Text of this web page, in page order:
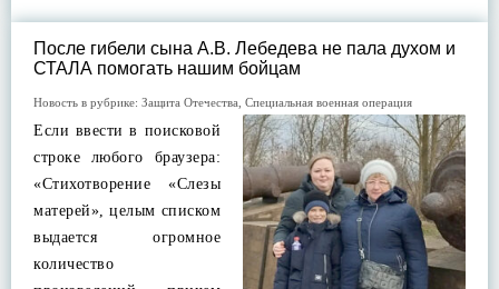
После гибели сына А.В. Лебедева не пала духом и
СТАЛА помогать нашим бойцам
Новость в рубрике: Защита Отечества Специальная военная операция
Если ввести в поисковой
строке любого браузера:
«Стихотворение «Слезы
матерей», целым списком
выдается огромное
количество